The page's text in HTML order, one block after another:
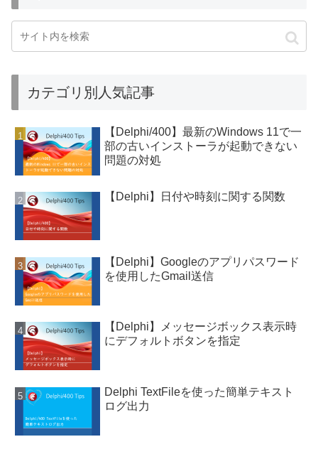
カテゴリ別人気記事
【Delphi/400】最新のWindows 11で一
部の古いインストーラが起動できない
問題の対処
【Delphi】日付や時刻に関する関数
【Delphi】Googleのアプリパスワード
を使用したGmail送信
【Delphi】メッセージボックス表示時
にデフォルトボタンを指定
Delphi TextFileを使った簡単テキスト
ログ出力